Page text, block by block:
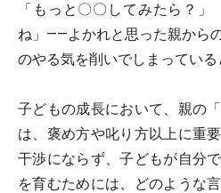
「もっと〇〇してみたら？
ね」――よかれと思った親から
のやる気を削いでしまっている
子どもの成長において、親の
は、褒め方や叱り方以上に重
干渉にならず、子どもが自分
を育むためには、どのような